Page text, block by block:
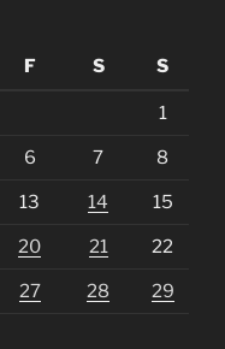
F S S
1
6 7 8
13 14 15
20 21 22
27 28 29